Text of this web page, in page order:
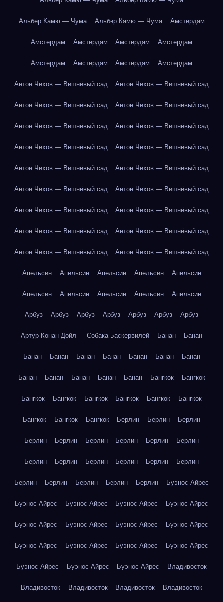
Альбер Камю — Чума Альбер Камю — Чума Амстердам
Амстердам Амстердам Амстердам Амстердам
Амстердам Амстердам Амстердам Амстердам
Антон Чехов — Вишнёвый сад Антон Чехов — Вишнёвый сад
Антон Чехов — Вишнёвый сад Антон Чехов — Вишнёвый сад
Антон Чехов — Вишнёвый сад Антон Чехов — Вишнёвый сад
Антон Чехов — Вишнёвый сад Антон Чехов — Вишнёвый сад
Антон Чехов — Вишнёвый сад Антон Чехов — Вишнёвый сад
Антон Чехов — Вишнёвый сад Антон Чехов — Вишнёвый сад
Антон Чехов — Вишнёвый сад Антон Чехов — Вишнёвый сад
Антон Чехов — Вишнёвый сад Антон Чехов — Вишнёвый сад
Антон Чехов — Вишнёвый сад Антон Чехов — Вишнёвый сад
Апельсин Апельсин Апельсин Апельсин Апельсин
Апельсин Апельсин Апельсин Апельсин Апельсин
Арбуз Арбуз Арбуз Арбуз Арбуз Арбуз Арбуз
Артур Конан Дойл — Собака Баскервилей Банан Банан
Банан Банан Банан Банан Банан Банан Банан
Банан Банан Банан Банан Банан Бангкок Бангкок
Бангкок Бангкок Бангкок Бангкок Бангкок Бангкок
Бангкок Бангкок Бангкок Берлин Берлин Берлин
Берлин Берлин Берлин Берлин Берлин Берлин
Берлин Берлин Берлин Берлин Берлин Берлин
Берлин Берлин Берлин Берлин Берлин Буэнос-Айрес
Буэнос-Айрес Буэнос-Айрес Буэнос-Айрес Буэнос-Айрес
Буэнос-Айрес Буэнос-Айрес Буэнос-Айрес Буэнос-Айрес
Буэнос-Айрес Буэнос-Айрес Буэнос-Айрес Буэнос-Айрес
Буэнос-Айрес Буэнос-Айрес Буэнос-Айрес Владивосток
Владивосток Владивосток Владивосток Владивосток